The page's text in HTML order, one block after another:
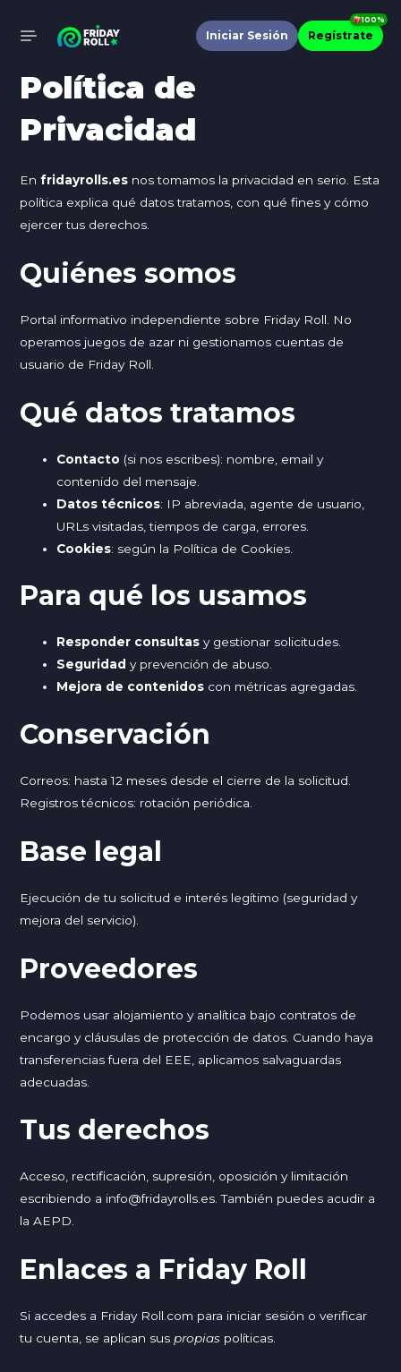
MAIN
MENU
Iniciar Sesión Regístrate
100%
Política de
Privacidad
Enfridayrolls.es nos tomamos la privacidad en serio. Esta
política explica qué datos tratamos, con qué fines y cómo
ejercer tus derechos.
Quiénes somos
Portal informativo independiente sobre Friday Roll. No
operamos juegos de azar ni gestionamos cuentas de
usuario de Friday Roll.
Qué datos tratamos
Contacto (si nos escribes): nombre, email y
contenido del mensaje.
Datos técnicos: IP abreviada, agente de usuario,
URLs visitadas, tiempos de carga, errores.
Cookies: según la Política de Cookies.
Para qué los usamos
Responder consultas y gestionar solicitudes.
Seguridad y prevención de abuso.
Mejora de contenidos con métricas agregadas.
Conservación
Correos: hasta 12 meses desde el cierre de la solicitud.
Registros técnicos: rotación periódica.
Base legal
Ejecución de tu solicitud e interés legítimo (seguridad y
mejora del servicio).
Proveedores
Podemos usar alojamiento y analítica bajo contratos de
encargo y cláusulas de protección de datos. Cuando haya
transferencias fuera del EEE, aplicamos salvaguardas
adecuadas.
Tus derechos
Acceso, rectificación, supresión, oposición y limitación
escribiendo a info@fridayrolls.es. También puedes acudir a
la AEPD.
Enlaces a Friday Roll
Si accedes a Friday Roll.com para iniciar sesión o verificar
tu cuenta, se aplican suspropias políticas.